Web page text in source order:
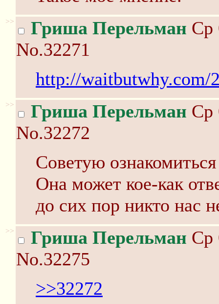
>> Гриша Перельман Ср
No.32271
http://waitbutwhy.com/
>> Гриша Перельман Ср
No.32272
Советую
Она может кое-как
до сих пор никто нас
>> Гриша Перельман Ср
No.32275
>>32272